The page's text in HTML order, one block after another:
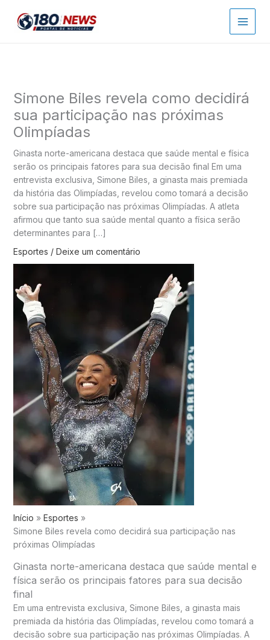
para
Simone Biles revela como decidirá
sua participação nas próximas
Olimpíadas
Ginasta norte-americana destaca que saúde mental e física
serão os principais fatores para sua decisão final Em uma
entrevista exclusiva, Simone Biles, a ginasta mais premiada
da história das Olimpíadas, revelou como tomará a decisão
sobre sua participação nas próximas Olimpíadas. A atleta
afirmou que tanto sua saúde mental quanto a física serão
determinantes para […]
Esportes / Deixe um comentário
Início
Esportes
Simone Biles revela como decidirá sua participação nas
próximas Olimpíadas
Ginasta norte-americana destaca que saúde mental e
física serão os principais fatores para sua decisão
final
Em uma entrevista exclusiva, Simone Biles, a ginasta mais
premiada da história das Olimpíadas, revelou como tomará a
decisão sobre sua participação nas próximas Olimpíadas. A